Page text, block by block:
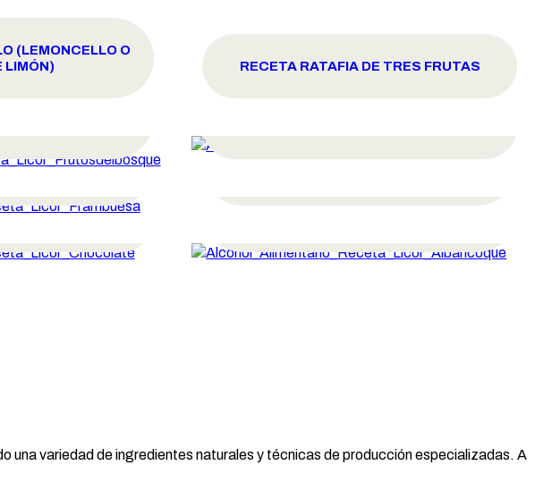
(LEMONCELLO O
LIMÓN)
RECETA RATAFIA DE TRES FRUTAS
DE
RECETA LICOR AMARGO DE
RECETA LICOR DE HUESOS DE
una variedad de ingredientes naturales y técnicas de producción especializadas. A